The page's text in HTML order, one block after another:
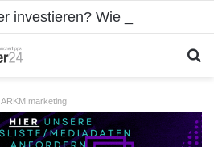
ARKM.marketing